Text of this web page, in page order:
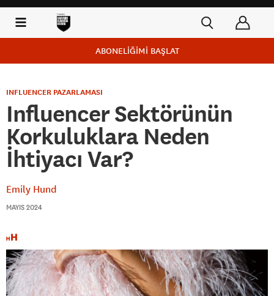
ABONELİĞİMİ BAŞLAT
INFLUENCER PAZARLAMASI
Influencer Sektörünün
Korkuluklara Neden
İhtiyacı Var?
Emily Hund
MAYIS 2024